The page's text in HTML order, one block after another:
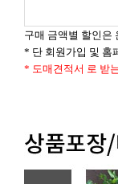
구매 금액별 할인은
* 단 회원가입 및 홈
* 도매견적서 로 받